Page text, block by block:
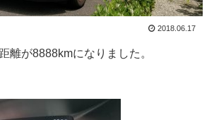
2018.06.17
離が8888kmになりました。